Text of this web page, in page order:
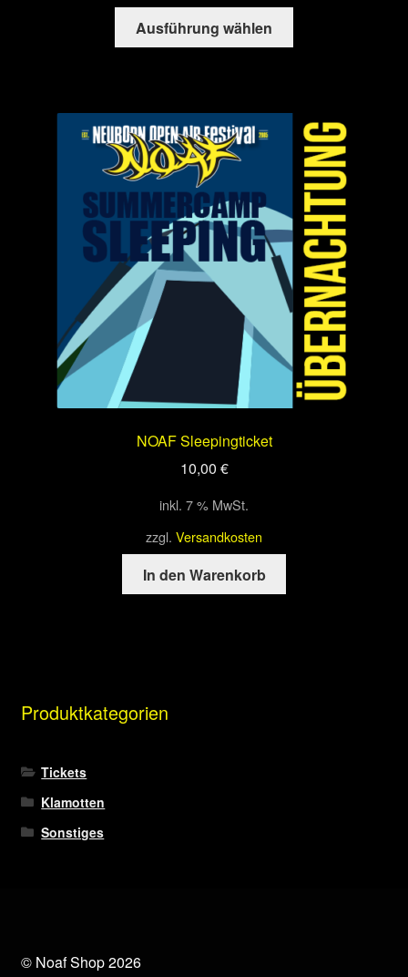
Ausführung wählen
Varianten
auf.
Die
Optionen
können
auf
der
Produktseite
gewählt
werden
NOAF Sleepingticket
10,00 €
inkl. 7 % MwSt.
zzgl. Versandkosten
In den Warenkorb
Produktkategorien
Tickets
Klamotten
Sonstiges
© Noaf Shop 2026